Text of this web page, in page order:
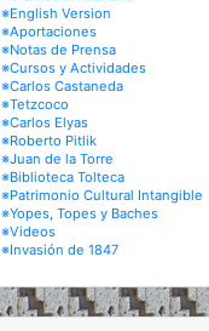
※English Version
※Aportaciones
※Notas de Prensa
※Cursos y Actividades
※Carlos Castaneda
※Tetzcoco
※Carlos Elyas
※Roberto Pitlik
※Juan de la Torre
※Biblioteca Tolteca
※Patrimonio Cultural Intangible
※Yopes, Topes y Baches
※Videos
※Invasión de 1847